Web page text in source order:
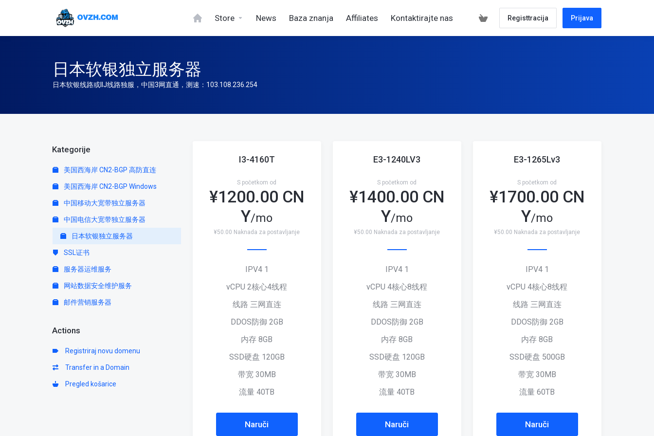
Store News Baza znanja Affiliates Kontaktirajte nas Registtracija Prijava
日本软银独立服务器
日本软银线路或IIJ线路独服，中国3网直通，测速：103.108.236.254
Kategorije
美国西海岸 CN2-BGP 高防直连
美国西海岸 CN2-BGP Windows
中国移动大宽带独立服务器
中国电信大宽带独立服务器
日本软银独立服务器
SSL证书
服务器运维服务
网站数据安全维护服务
邮件营销服务器
Actions
Registriraj novu domenu
Transfer in a Domain
Pregled košarice
I3-4160T
S početkom od
¥1200.00 CN
Y/mo
¥50.00 Naknada za postavljanje
IPV4 1
vCPU 2核心4线程
线路 三网直连
DDOS防御 2GB
内存 8GB
SSD硬盘 120GB
带宽 30MB
流量 40TB
Naruči
E3-1240LV3
S početkom od
¥1400.00 CN
Y/mo
¥50.00 Naknada za postavljanje
IPV4 1
vCPU 4核心8线程
线路 三网直连
DDOS防御 2GB
内存 8GB
SSD硬盘 120GB
带宽 30MB
流量 40TB
Naruči
E3-1265Lv3
S početkom od
¥1700.00 CN
Y/mo
¥50.00 Naknada za postavljanje
IPV4 1
vCPU 4核心8线程
线路 三网直连
DDOS防御 2GB
内存 8GB
SSD硬盘 500GB
带宽 30MB
流量 60TB
Naruči